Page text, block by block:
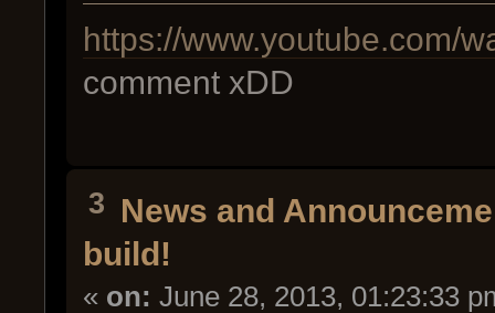
https://www.youtube.com/
comment xDD
3 News and
build!
« on: June 28, 2013, 01:23:33